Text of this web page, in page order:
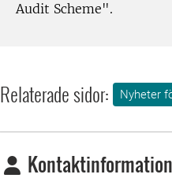
Audit Scheme".
Relaterade sidor: Nyheter
Kontaktinformation